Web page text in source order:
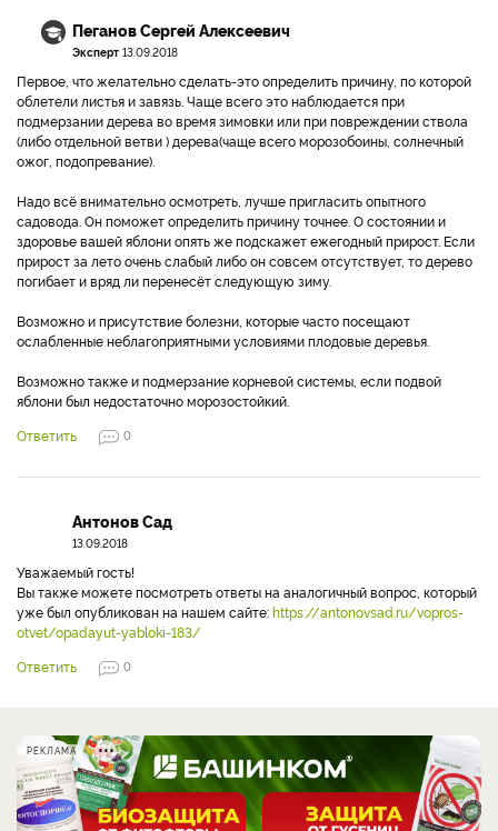
Пеганов Сергей Алексеевич
Эксперт 13.09.2018
Первое, что желательно сделать-это определить причину, по которой
облетели листья и завязь. Чаще всего это наблюдается при
подмерзании дерева во время зимовки или при повреждении ствола
(либо отдельной ветви ) дерева(чаще всего морозобоины, солнечный
ожог, подопревание).
Надо всё внимательно осмотреть, лучше пригласить опытного
садовода. Он поможет определить причину точнее. О состоянии и
здоровье вашей яблони опять же подскажет ежегодный прирост. Если
прирост за лето очень слабый либо он совсем отсутствует, то дерево
погибает и вряд ли перенесёт следующую зиму.
Возможно и присутствие болезни, которые часто посещают
ослабленные неблагоприятными условиями плодовые деревья.
Возможно также и подмерзание корневой системы, если подвой
яблони был недостаточно морозостойкий.
Ответить
0
Антонов Сад
13.09.2018
Уважаемый гость!
Вы также можете посмотреть ответы на аналогичный вопрос, который
уже был опубликован на нашем сайте:https://antonovsad.ru/vopros-
otvet/opadayut-yabloki-183/
Ответить
0
РЕКЛАМА